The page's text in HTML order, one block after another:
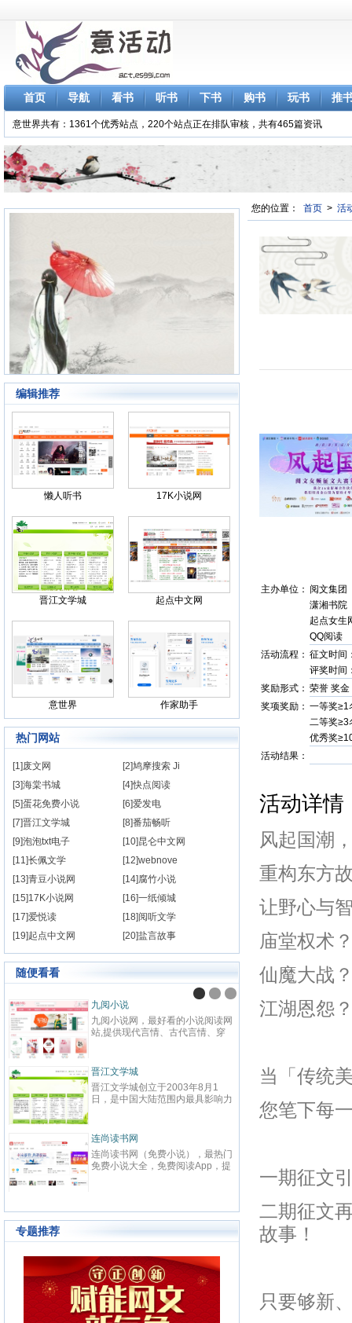
首页 导航 看书 听书 下书 购书 玩书 推
意世界共有：1361个优秀站点，220个站点正在排队审核，共有465篇资讯
编辑推荐
懒人听书 17K小说网
晋江文学城 起点中文网
意世界 作家助手
热门网站
[1]废文网
[2]鸠摩搜索 Ji
[3]海棠书城
[4]快点阅读
[5]蛋花免费小说
[6]爱发电
[7]晋江文学城
[8]番茄畅听
[9]泡泡txt电子
[10]昆仑中文网
[11]长佩文学
[12]webnove
[13]青豆小说网
[14]腐竹小说
[15]17K小说网
[16]一纸倾城
[17]爱悦读
[18]阅听文学
[19]起点中文网
[20]盐言故事
随便看看
九阅小说
九阅小说网，最好看的小说阅读网
站,提供现代言情、古代言情、穿
强、免费小说等在线阅读。每日最
快更新,页面简洁,访问速度快
纵横
纵横
鼎、
最具
与史
化软
经过
显著
6000
创文
晋江文学城
晋江文学城创立于2003年8月1
日，是中国大陆范围内最具影响力
耽美、爱情等原创网络小说而著
名。 截止到2015年3月31日，晋
江文学城拥有在线作品177万余
部，穿越、言情、影视、都市爱
的这种不落窠臼的行事作风也在行
和两万余名签约作者在这个平台上
日更不辍，为广大网络文学爱好者
献上了一部又一部可以堪称经典的
网络文学著作。其中得以出版作品
的作者达到3000人，每天有近1万
起点
起点
创文
大成
连尚读书网
连尚读书网（免费小说），最热门
免费小说大全，免费阅读App，提
商之
拥有
统
准的
万部
5600
专题推荐
您的位置： 首页 > 活
主办单位： 阅文集团
潇湘书院
起点女生
QQ阅读
活动流程： 征文时间
评奖时间
奖励形式： 荣誉 奖金
奖项奖励： 一等奖≥1
二等奖≥3
优秀奖
活动结果：
活动详情
风起国潮
重构东方
让野心与
庙堂权术
仙魔大战
江湖恩怨
当「传统
您笔下每
一期征文
二期征文
故事！
只要够新